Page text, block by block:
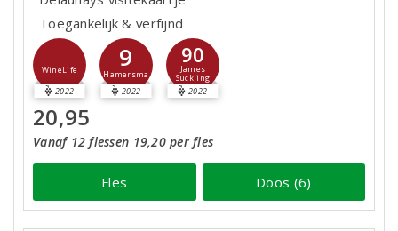
Toegankelijk & verfijnd
WineLife
2022
9
Hamersma
2022
90
James
Suckling
2022
20,95
Vanaf 12 flessen 19,20 per fles
Fles Doos (6)